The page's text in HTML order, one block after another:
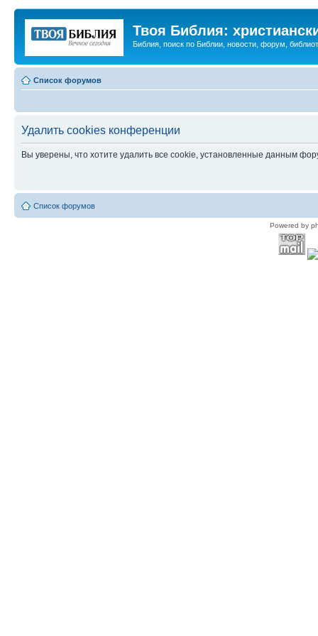
Твоя Библия:
Библия, поиск по Библии, новости, форум,
Список форумов
Удалить cookies конференции
Вы уверены, что хотите удалить все cookie, установленные данным
Список форумов
Powered by